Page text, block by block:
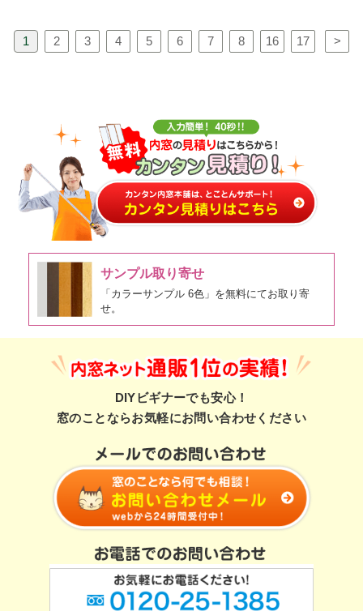
1 2 3 4 5 6 7 8 16 17 >
サンプル取り寄せ
「カラーサンプル 6色」を無料にてお取り寄
せ。
DIYビギナーでも安心！
窓のことならお気軽にお問い合わせください